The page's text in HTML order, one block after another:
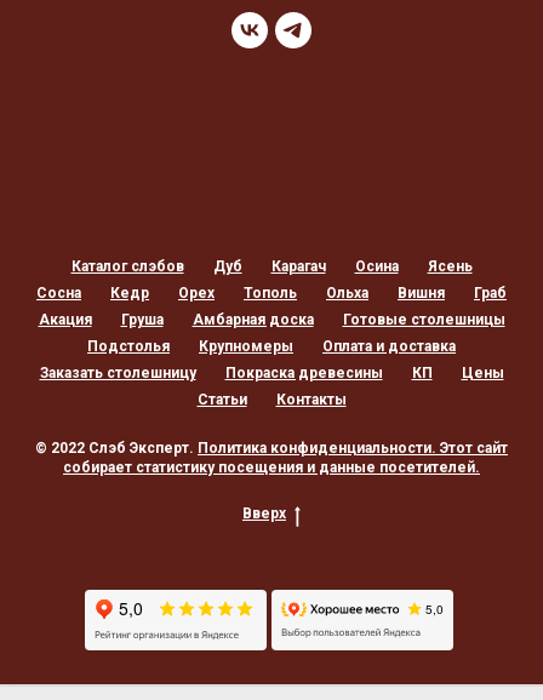
Каталог слэбов Дуб Карагач Осина
Ясень
Сосна
Кедр Орех Тополь Ольха Вишня
Граб
Акация
Груша Амбарная доска
Готовые столешницы
Подстолья
Крупномеры
Оплата и доставка
Заказать столешницу
Покраска древесины КП
Цены
Статьи
Контакты
© 2022 Слэб Эксперт. Политика конфиденциальности. Этот сайт
собирает статистику посещения и данные посетителей.
Вверх